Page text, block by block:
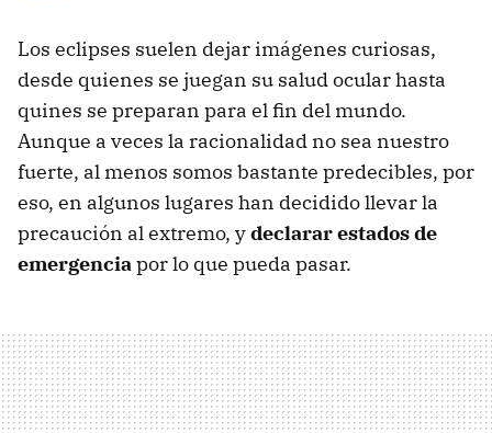
Los eclipses suelen dejar imágenes curiosas,
desde quienes se juegan su salud ocular hasta
quines se preparan para el fin del mundo.
Aunque a veces la racionalidad no sea nuestro
fuerte, al menos somos bastante predecibles, por
eso, en algunos lugares han decidido llevar la
precaución al extremo, ydeclarar estados de
emergenciapor lo que pueda pasar.